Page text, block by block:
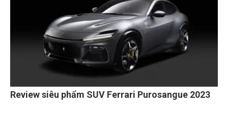
Review siêu phẩm SUV Ferrari Purosangue 2023